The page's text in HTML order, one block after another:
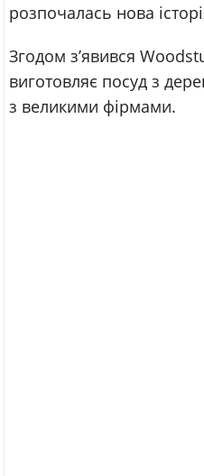
розпочалась нова
Згодом з’явився
виготовляє посуд з
з великими фірмами.